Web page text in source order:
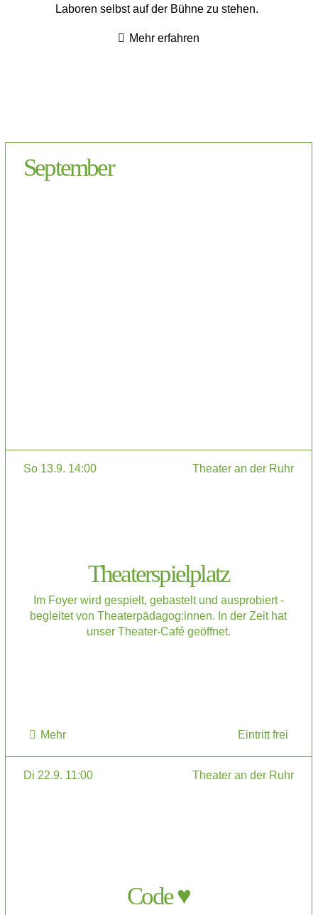
Laboren selbst auf der Bühne zu stehen.
Mehr erfahren
September
So 13.9. 14:00 Theater an der Ruhr
Theaterspielplatz
Im Foyer wird gespielt, gebastelt und ausprobiert -
begleitet von Theaterpädagog:innen. In der Zeit hat
unser Theater-Café geöffnet.
Mehr Eintritt frei
Di 22.9. 11:00 Theater an der Ruhr
Code ♥